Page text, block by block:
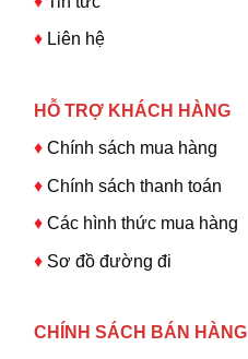
♦ Liên hệ
HỖ TRỢ KHÁCH HÀNG
♦Chính sách mua hàng
♦ Chính sách thanh toán
♦ Các hình thức mua hàng
♦ Sơ đồ đường đi
CHÍNH SÁCH BÁN HÀNG